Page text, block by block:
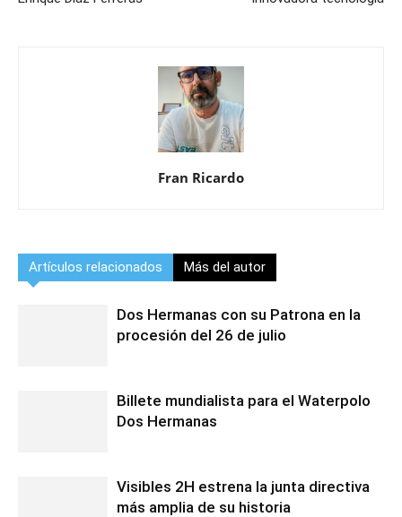
Fran Ricardo
Artículos relacionados Más del autor
Dos Hermanas con su Patrona en la
procesión del 26 de julio
Billete mundialista para el Waterpolo
Dos Hermanas
Visibles 2H estrena la junta directiva
más amplia de su historia